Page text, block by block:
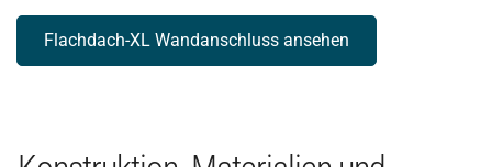
Flachdach-XL Wandanschluss ansehen